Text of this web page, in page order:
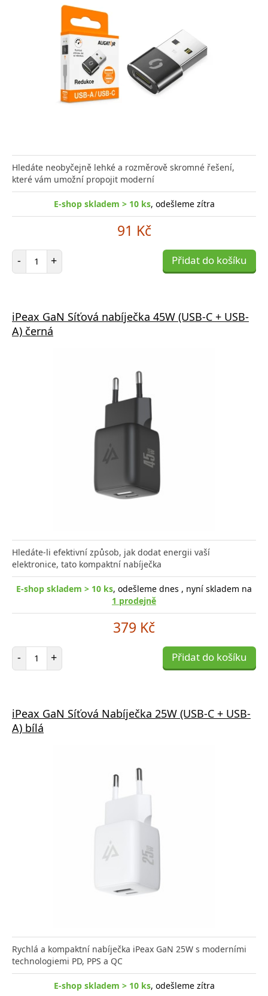
Hledáte neobyčejně lehké a rozměrově skromné řešení,
které vám umožní propojit moderní
E-shop skladem > 10 ks, odešleme zítra
91 Kč
- Počet položek
+ Přidat do košíku
iPeax GaN Síťová nabíječka 45W (USB-C + USB-
A) černá
Hledáte-li efektivní způsob, jak dodat energii vaší
elektronice, tato kompaktní nabíječka
E-shop skladem > 10 ks, odešleme dnes , nyní skladem na
1 prodejně
379 Kč
- Počet položek
+ Přidat do košíku
iPeax GaN Síťová Nabíječka 25W (USB-C + USB-
A) bílá
Rychlá a kompaktní nabíječka iPeax GaN 25W s moderními
technologiemi PD, PPS a QC
E-shop skladem > 10 ks, odešleme zítra